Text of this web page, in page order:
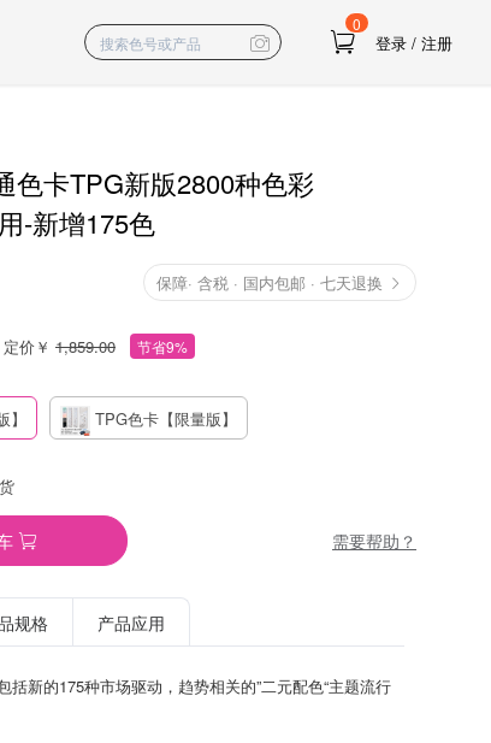
0
登录 / 注册
色卡TPG新版2800种色彩
-新增175色
保障· 含税 · 国内包邮 · 七天退换
定价￥ 1,859.00 节省9%
TPG色卡【限量版】
需要帮助？
规格 产品应用
括新的175种市场驱动，趋势相关的”二元配色“主题流行